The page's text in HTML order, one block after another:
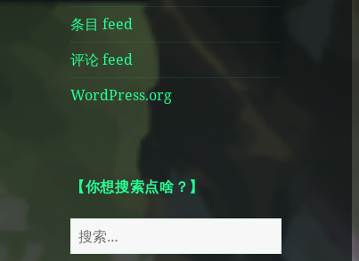
条目 feed
评论 feed
WordPress.org
【你想搜索点啥？】
搜
索：